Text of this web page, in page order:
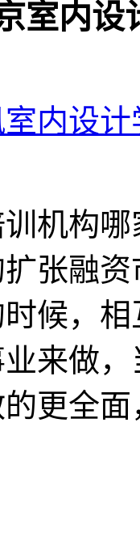
室内设
内设计
机构
张融
候，
来做
更全